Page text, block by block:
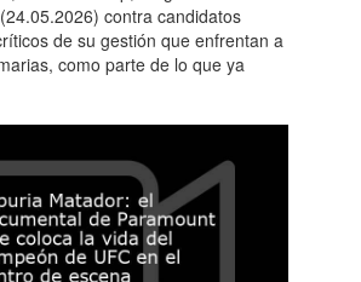
contra candidatos
de su gestión que enfrentan a
como parte de lo que ya